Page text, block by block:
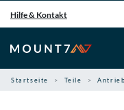
Inhalt
springen
Hilfe & Kontakt
Startseite Teile Antrieb